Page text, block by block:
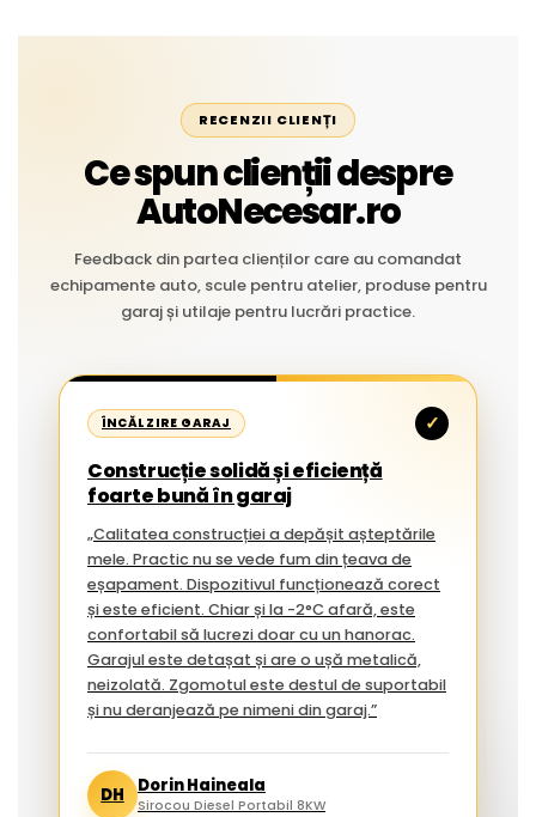
RECENZII CLIENȚI
Ce spun clienții despre
AutoNecesar.ro
Feedback din partea clienților care au comandat
echipamente auto, scule pentru atelier, produse pentru
garaj și utilaje pentru lucrări practice.
ÎNCĂLZIRE GARAJ ✓
Construcție solidă și eficiență
foarte bună în garaj
„Calitatea construcției a depășit așteptările
mele. Practic nu se vede fum din țeava de
eșapament. Dispozitivul funcționează corect
și este eficient. Chiar și la -2°C afară, este
confortabil să lucrezi doar cu un hanorac.
Garajul este detașat și are o ușă metalică,
neizolată. Zgomotul este destul de suportabil
și nu deranjează pe nimeni din garaj.”
DH Dorin Haineala
Sirocou Diesel Portabil 8KW